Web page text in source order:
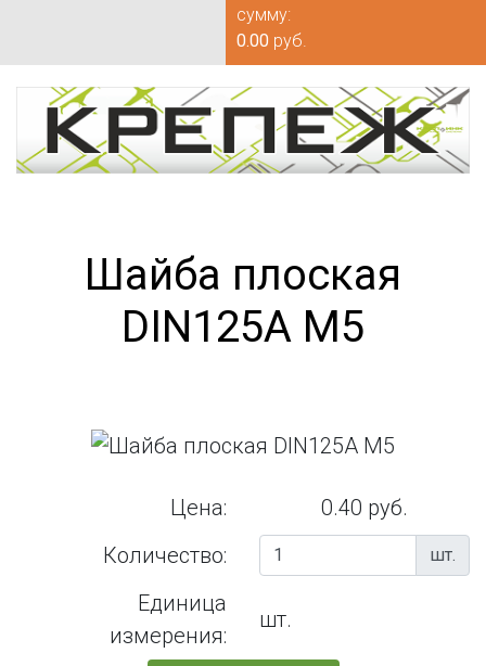
сумму:
0.00 руб.
Шайба плоская
DIN125А М5
Цена:
0.40 руб.
Количество:
шт.
Единица
измерения:
шт.